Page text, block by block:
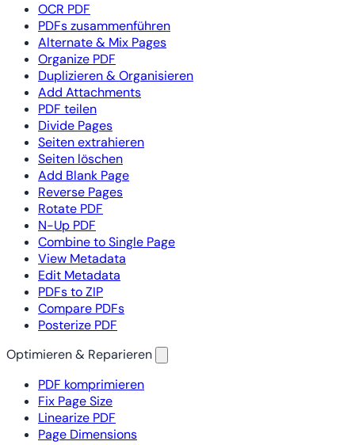
OCR PDF
PDFs zusammenführen
Alternate & Mix Pages
Organize PDF
Duplizieren & Organisieren
Add Attachments
PDF teilen
Divide Pages
Seiten extrahieren
Seiten löschen
Add Blank Page
Reverse Pages
Rotate PDF
N-Up PDF
Combine to Single Page
View Metadata
Edit Metadata
PDFs to ZIP
Compare PDFs
Posterize PDF
Optimieren & Reparieren
PDF komprimieren
Fix Page Size
Linearize PDF
Page Dimensions